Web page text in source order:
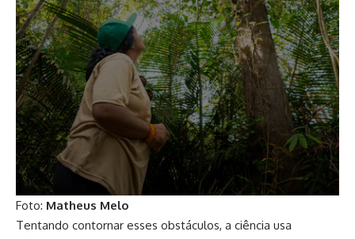
Foto: Matheus Melo
Tentando contornar esses obstáculos, a ciência usa